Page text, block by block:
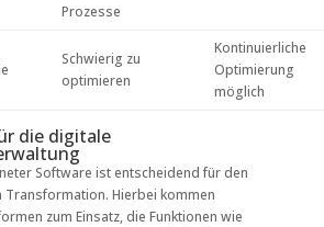
Prozesse
Schwierig zu
optimieren
Kontinuierliche
Optimierung
möglich
die digitale
Software ist entscheidend für den
Hierbei kommen
zum Einsatz, die Funktionen wie